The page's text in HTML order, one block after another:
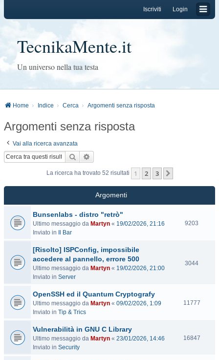
Login
Iscriviti
TecnikaMente.it
Un universo nella tua testa
Home Indice Cerca Argomenti senza risposta
Argomenti senza risposta
Vai alla ricerca avanzata
Cerca
La ricerca ha trovato 52 risultati 1 2 3
Argomenti
Bunsenlabs - distro "retrò"
Ultimo messaggio da Martyn « 19/02/2026, 21:16
Inviato in
Il Bar
9203
[Risolto] ISPConfig, impossibile
accedere al pannello, errore 500
Ultimo messaggio da Martyn « 19/02/2026, 21:00
Inviato in Server
3044V
e
OpenSSH ed il Quantum Cryptografy
Ultimo messaggio da Martyn « 09/02/2026, 1:09
Inviato in Tip & Trics
11777V
t
Vulnerabilità in GNU C Library
Ultimo messaggio da Martyn « 23/01/2026, 14:46
Inviato in Security
16847V